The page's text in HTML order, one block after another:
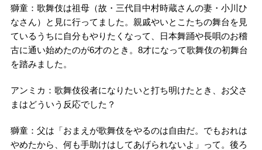
獅童：歌舞伎は祖母（故・三代目中村時蔵さんの妻・小川ひ
なさん）と見に行ってました。親戚やいとこたちの舞台を見
ているうちに自分もやりたくなって、日本舞踊や長唄のお稽
古に通い始めたのが6才のとき。8才になって歌舞伎の初舞台
を踏みました。
アンミカ：歌舞伎役者になりたいと打ち明けたとき、お父さ
まはどういう反応でした？
獅童：父は「おまえが歌舞伎をやるのは自由だ。でもおれは
やめたから、何も手助けはしてあげられないよ」って。後ろ